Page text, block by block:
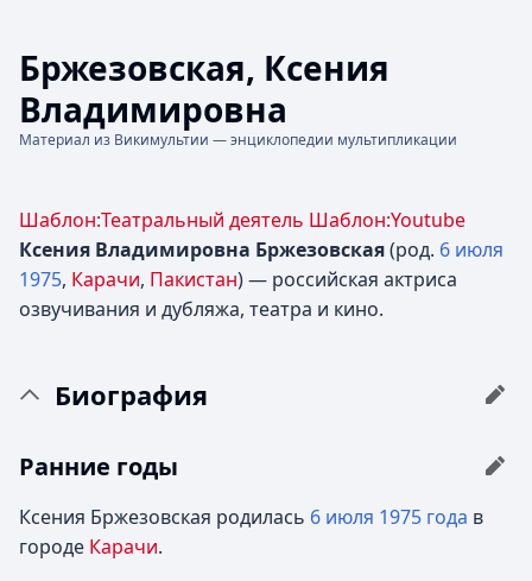
Бржезовская, Ксения
Владимировна
Материал из Викимультии — энциклопедии мультипликации
Шаблон:Театральный деятель Шаблон:Youtube
Ксения Владимировна Бржезовская(род. 6 июля
1975, Карачи, Пакистан) — российская актриса
озвучивания и дубляжа, театра и кино.
Биография
Ранние годы
Ксения Бржезовская родилась 6 июля 1975 года в
городе Карачи.